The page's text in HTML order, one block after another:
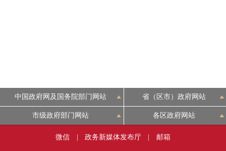
中国政府网及国务院部门网站 省（区市）政府网站
市级政府部门网站 各区政府网站
微信 政务新媒体发布厅 邮箱